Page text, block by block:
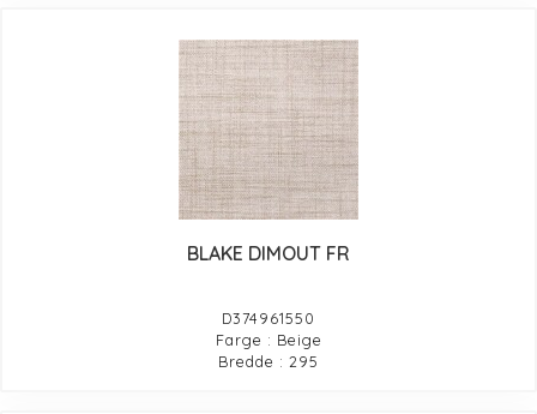
BLAKE DIMOUT FR
D374961550
Farge : Beige
Bredde : 295